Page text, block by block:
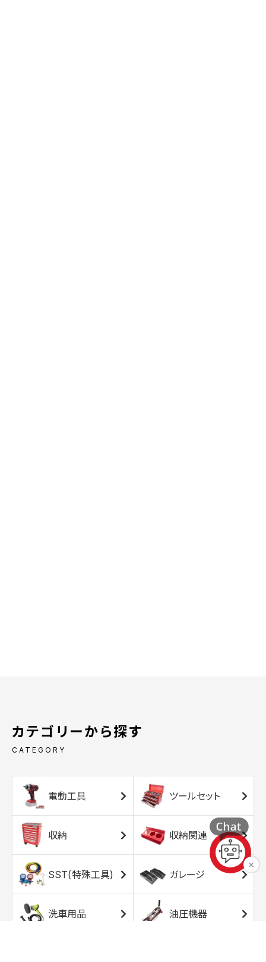
カテゴリーから探す
CATEGORY
電動工具 ツールセット
収納 収納関連
SST(特殊工具) ガレージ
洗車用品 油圧機器